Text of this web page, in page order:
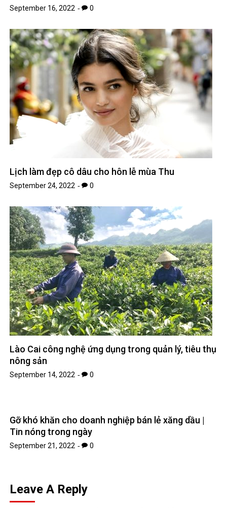
September 16, 2022 0
Lịch làm đẹp cô dâu cho hôn lễ mùa Thu
September 24, 2022 0
Lào Cai công nghệ ứng dụng trong quản lý, tiêu thụ
nông sản
September 14, 2022 0
Gỡ khó khăn cho doanh nghiệp bán lẻ xăng dầu |
Tin nóng trong ngày
September 21, 2022 0
Leave A Reply